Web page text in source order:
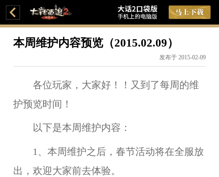
本周维护内容预览（2015.02.09）
发布于 2015-02-09
各位玩家，大家好！！又到了每周的维
护预览时间！
以下是本周维护内容：
1、本周维护之后， 春节活动将在全服放
出，欢迎大家前去体验。